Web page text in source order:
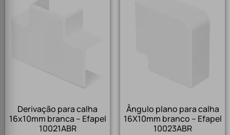
Derivação para calha
16x10mm branca – Efapel
10021ABR
Ângulo plano para calha
16X10mm branco – Efapel
10023ABR